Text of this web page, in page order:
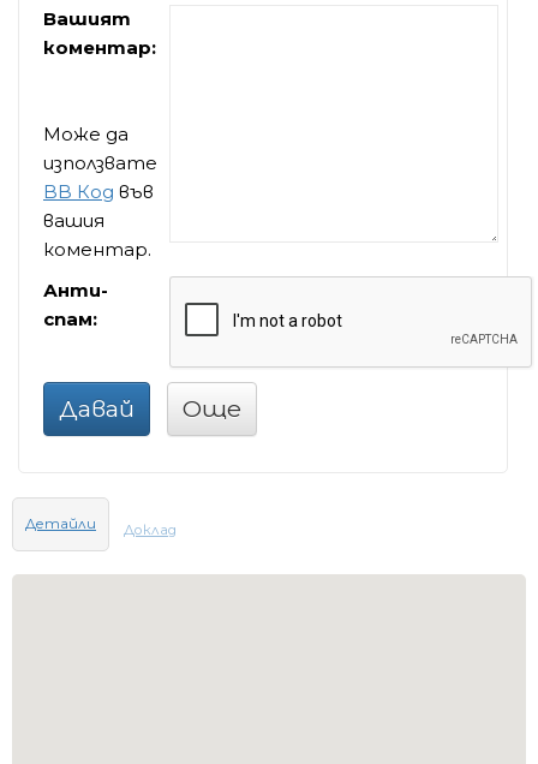
Вашият
коментар:
Може да
използвате
BB Код във
вашия
коментар.
Анти-
спам:
Давай Още
Детайли Доклад